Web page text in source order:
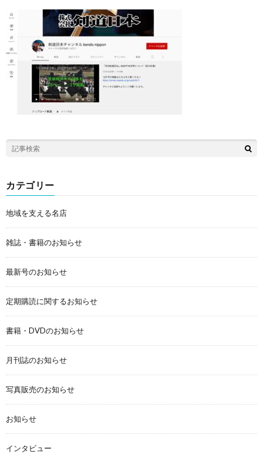
カテゴリー
地域を支える名店
雑誌・書籍のお知らせ
最新号のお知らせ
定期購読に関するお知らせ
書籍・DVDのお知らせ
月刊誌のお知らせ
写真販売のお知らせ
お知らせ
インタビュー